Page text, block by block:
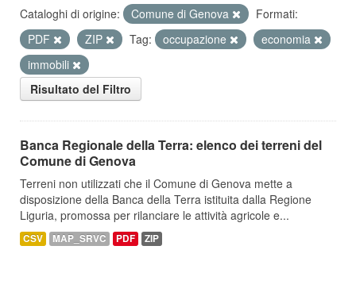
Cataloghi di origine:
Comune di Genova
Formati:
PDF
ZIP Tag: occupazione
economia
immobili
Risultato del Filtro
Banca Regionale della Terra: elenco dei terreni del
Comune di Genova
Terreni non utilizzati che il Comune di Genova mette a
disposizione della Banca della Terra istituita dalla Regione
Liguria, promossa per rilanciare le attività agricole e...
CSV MAP_SRVC PDF ZIP